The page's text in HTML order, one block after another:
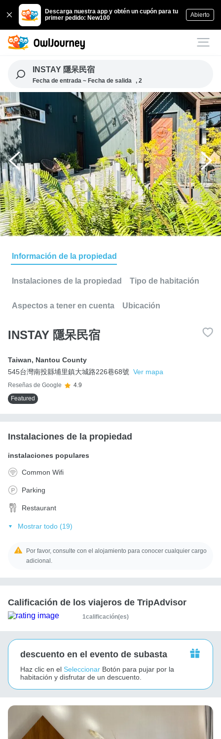
Descarga nuestra app y obtén un cupón para tu
primer pedido: New100
Abierto
INSTAY 隱呆民宿
Fecha de entrada ~ Fecha de salida , 2
Información de la propiedad
Instalaciones de la propiedad Tipo de habitación
Aspectos a tener en cuenta Ubicación
INSTAY 隱呆民宿
Taiwan, Nantou County
545台灣南投縣埔里鎮大城路226巷68號 Ver mapa
Reseñas de Google
4.9
Featured
Instalaciones de la propiedad
instalaciones populares
Common Wifi
Parking
Restaurant
Mostrar todo (19)
Por favor, consulte con el alojamiento para conocer cualquier cargo
adicional.
Calificación de los viajeros de TripAdvisor
1calificación(es)
descuento en el evento de subasta
Haz clic en el Seleccionar Botón para pujar por la
habitación y disfrutar de un descuento.